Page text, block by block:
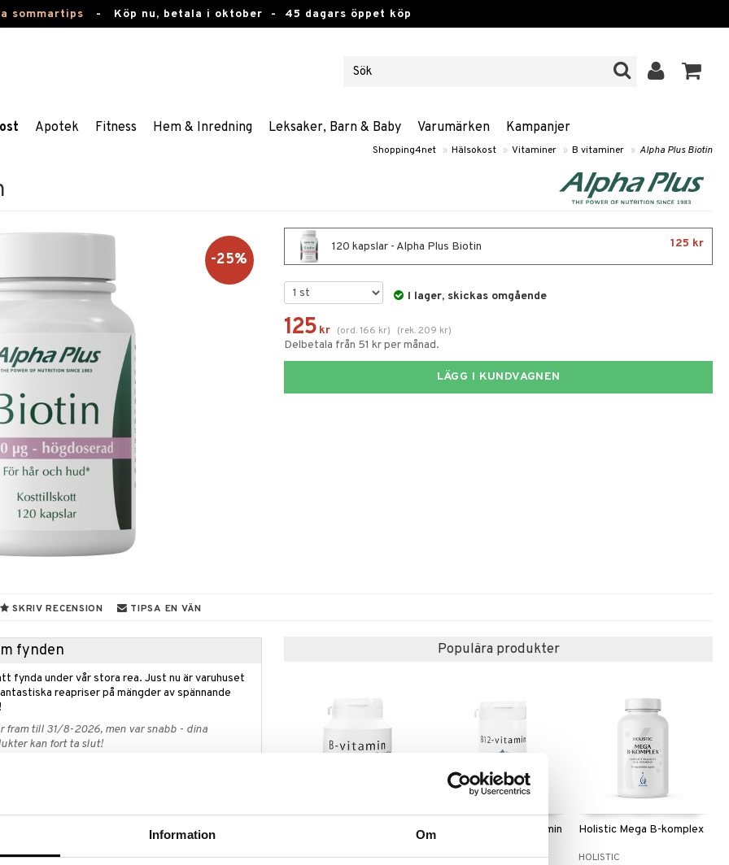
Information Om
sommartips - Köp nu, betala i oktober - 45 dagars öppet köp
Apotek Fitness Hem & Inredning Leksaker, Barn & Baby Varumärken Kampanjer
Shopping4net » Hälsokost » Vitaminer » B vitaminer » Alpha Plus Biotin
-25%
120 kapslar - Alpha Plus Biotin 125 kr
I lager, skickas omgående
125 kr (ord.166 kr) (rek.209 kr)
Delbetala från 51 kr per månad.
LÄGG I KUNDVAGNEN
SKRIV RECENSION TIPSA EN VÄN
fynden
fynda under vår stora rea. Just nu är varuhuset
reapriser på mängder av spännande
fram till 31/8-2026, men var snabb - dina
kan fort ta slut!
tillskott med vitamin B7 (biotin), ett
normalt hår, normal hud och normala
Populära produkter
HELHETSHÄLSA
Helhetshälsa B12-vitamin
HELHETSHÄLSA
Holistic Mega B-komplex
HOLISTIC